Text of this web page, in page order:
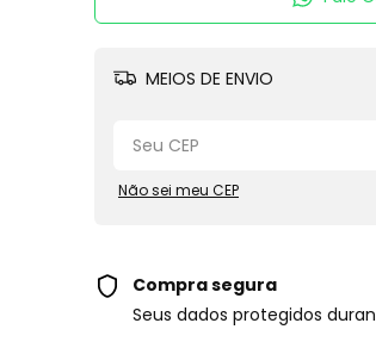
MEIOS DE ENVIO
Não sei meu CEP
Compra segura
Seus dados protegidos